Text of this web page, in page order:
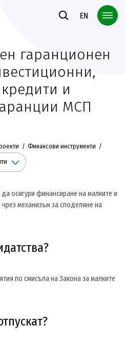
EN
гаранционен
и
МСП
Финансови инструменти
осигури финансиране на малките и
механизъм за споделяне на
по смисъла на Закона за малките